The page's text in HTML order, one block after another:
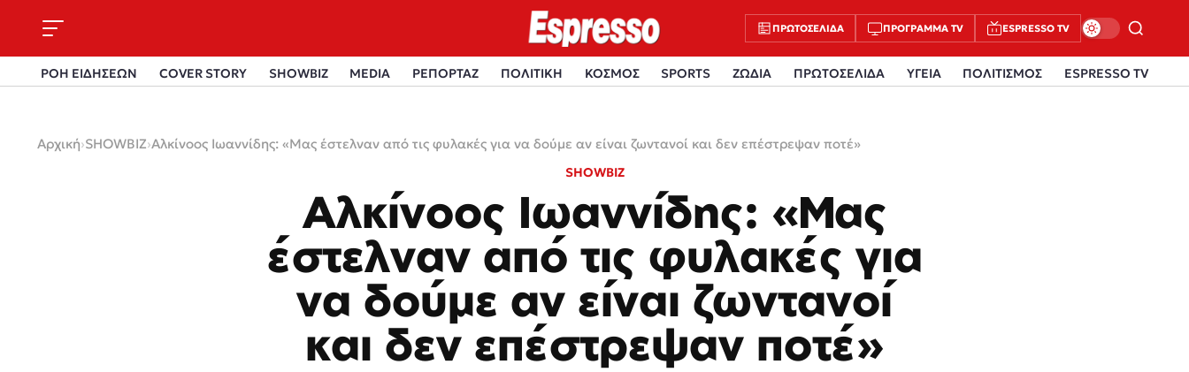
ΠΡΩΤΟΣΈΛΙΔΑ ΠΡΌΓΡΑΜΜΑ TV ESPRESSO TV
ΡΟΗ ΕΙΔΗΣΕΩΝ COVER STORY SHOWBIZ MEDIA ΡΕΠΟΡΤΑΖ ΠΟΛΙΤΙΚΗ ΚΟΣΜΟΣ SPORTS ΖΩΔΙΑ ΠΡΩΤΟΣΕΛΙΔΑ ΥΓΕΙΑ ΠΟΛΙΤΙΣΜΟΣ ESPRESSO TV
Αρχική›SHOWBIZ›Αλκίνοος Ιωαννίδης: «Μας έστελναν από τις φυλακές για να δούμε αν είναι ζωντανοί και δεν επέστρεψαν ποτέ»
SHOWBIZ
Αλκίνοος Ιωαννίδης: «Μας
έστελναν από τις φυλακές για
να δούμε αν είναι ζωντανοί
και δεν επέστρεψαν ποτέ»